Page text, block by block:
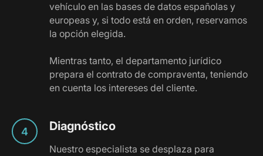
vehículo en las bases de datos españolas y
europeas y, si todo está en orden, reservamos
la opción elegida.
Mientras tanto, el departamento jurídico
prepara el contrato de compraventa, teniendo
en cuenta los intereses del cliente.
Diagnóstico
Nuestro especialista se desplaza para